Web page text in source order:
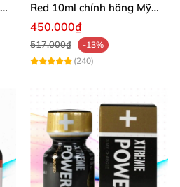
Red 10ml chính hãng Mỹ
USA PWD
450.000₫
517.000₫
-13%
(240)